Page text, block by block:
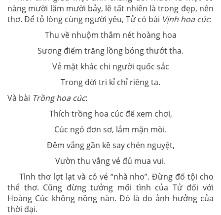
nàng mười lăm mười bảy, lẽ tất nhiên là trong đẹp, nên
thơ. Để tỏ lòng cùng người yêu, Tử có bài Vịnh hoa cúc:
Thu về nhuộm thắm nét hoàng hoa
Sương điểm trăng lồng bóng thướt tha.
Vẻ mặt khác chi người quốc sắc
Trong đời tri kỉ chỉ riêng ta.
Và bài Trồng hoa cúc:
Thích trồng hoa cúc để xem chơi,
Cúc ngó đơn sơ, lắm mặn mòi.
Đêm vắng gần kề say chén nguyệt,
Vườn thu vắng vẻ đủ mua vui.
Tình thơ lợt lạt và có vẻ “nhà nho”. Đừng đổ tội cho
thể thơ. Cũng đừng tưởng mối tình của Tử đối với
Hoàng Cúc không nồng nàn. Đó là do ảnh hưởng của
thời đại.